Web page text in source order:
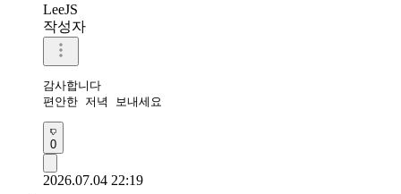
LeeJS
작성자
감사합니다
편안한 저녁 보내세요
0
2026.07.04 22:19